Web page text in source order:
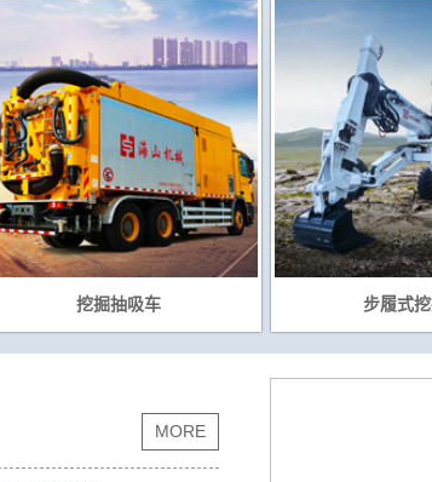
挖掘抽吸车 步履式
MORE